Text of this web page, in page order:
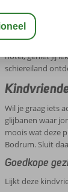
Bodrum
Boek je een
een geslaagde
hotel, geniet jij
schiereiland
Wil je graag iets
glijbanen waar
moois wat deze
Bodrum. Sluit
Goedkope
Lijkt deze